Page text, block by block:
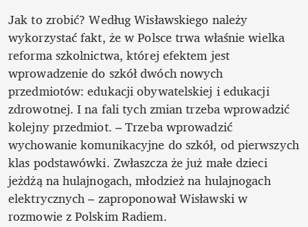
Jak to zrobić? Według Wisławskiego należy
wykorzystać fakt, że w Polsce trwa właśnie wielka
reforma szkolnictwa, której efektem jest
wprowadzenie do szkół dwóch nowych
przedmiotów: edukacji obywatelskiej i edukacji
zdrowotnej. I na fali tych zmian trzeba wprowadzić
kolejny przedmiot. – Trzeba wprowadzić
wychowanie komunikacyjne do szkół, od pierwszych
klas podstawówki. Zwłaszcza że już małe dzieci
jeżdżą na hulajnogach, młodzież na hulajnogach
elektrycznych – zaproponował Wisławski w
rozmowie z Polskim Radiem.